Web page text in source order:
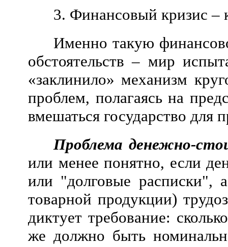
3. Финансовый кризис –
Именно такую
обстоятельств – мир
«заклинило» механизм
проблем, полагаясь на
вмешаться государство для
Проблема денежно-
или менее понятно, если
или "долговые расписки",
товарной продукции)
диктует требование:
же должно быть